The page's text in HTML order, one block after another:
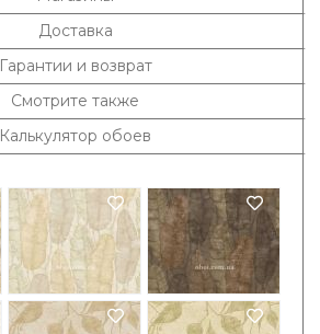
Доставка
Гарантии и возврат
Смотрите также
Калькулятор обоев